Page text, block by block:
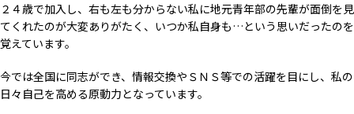
２４歳で加入し、右も左も分からない私に地元青年部の先輩が面倒を見
てくれたのが大変ありがたく、いつか私自身も…という思いだったのを
覚えています。
今では全国に同志ができ、情報交換やＳＮＳ等での活躍を目にし、私の
日々自己を高める原動力となっています。